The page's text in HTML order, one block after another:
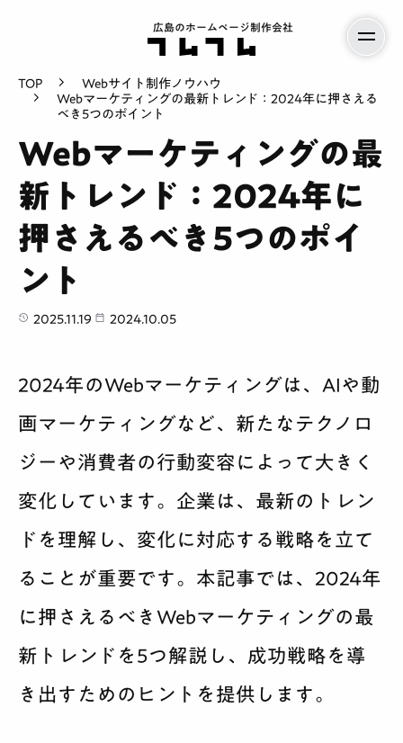
広島のホームページ制作会社
サービス案内
会社紹介
採用
BLOG
TOP
Webサイト制作ノウハウ
Webマーケティングの最新トレンド：2024年に押さえる
べき5つのポイント
Webマーケティングの最
新トレンド：2024年に
押さえるべき5つのポイ
ント
2025.11.19 2024.10.05
2024年のWebマーケティングは、AIや動
画マーケティングなど、新たなテクノロ
ジーや消費者の行動変容によって大きく
変化しています。企業は、最新のトレン
ドを理解し、変化に対応する戦略を立て
ることが重要です。本記事では、2024年
に押さえるべきWebマーケティングの最
新トレンドを5つ解説し、成功戦略を導
き出すためのヒントを提供します。